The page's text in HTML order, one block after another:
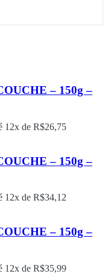
– 150g –
12x de R$26,75
– 150g –
12x de R$34,12
– 150g –
12x de R$35,99